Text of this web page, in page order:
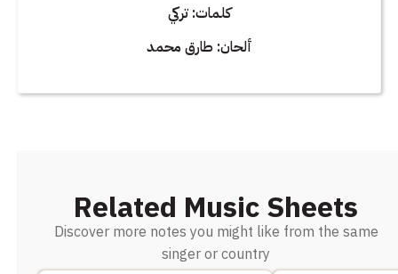
كلمات: تركي
ألحان: طارق محمد
Related Music Sheets
Discover more notes you might like from the same
singer or country